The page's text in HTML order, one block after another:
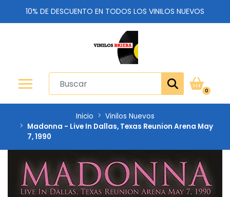
10% DE DESCUENTO EN TODOS LOS VINILOS NUEVOS
0
Inicio
Vinilos Nuevos
Madonna - Live In Dallas, Texas Reunion Arena May
7, 1990